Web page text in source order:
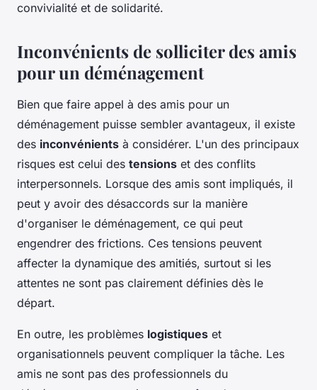
convivialité et de solidarité.
Inconvénients de solliciter des amis
pour un déménagement
Bien que faire appel à des amis pour un
déménagement puisse sembler avantageux, il existe
des inconvénients à considérer. L'un des principaux
risques est celui des tensions et des conflits
interpersonnels. Lorsque des amis sont impliqués, il
peut y avoir des désaccords sur la manière
d'organiser le déménagement, ce qui peut
engendrer des frictions. Ces tensions peuvent
affecter la dynamique des amitiés, surtout si les
attentes ne sont pas clairement définies dès le
départ.
En outre, les problèmes logistiques et
organisationnels peuvent compliquer la tâche. Les
amis ne sont pas des professionnels du